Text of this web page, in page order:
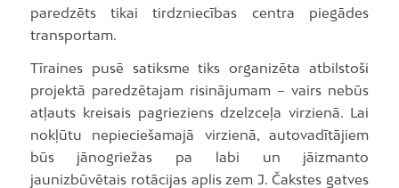
paredzēts tikai tirdzniecības centra piegādes
transportam.
Tīraines pusē satiksme tiks organizēta atbilstoši
projektā paredzētajam risinājumam – vairs nebūs
atļauts kreisais pagrieziens dzelzceļa virzienā. Lai
nokļūtu nepieciešamajā virzienā, autovadītājiem
būs jānogriežas pa labi un jāizmanto
jaunizbūvētais rotācijas aplis zem J. Čakstes gatves